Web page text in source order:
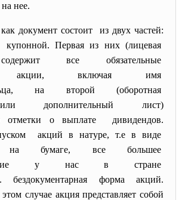
нее.
состоит из двух частей:
Первая из них (лицевая
содержит все обязательные
акции, включая имя
на второй (оборотная
дополнительный лист)
отметки овыплате дивидендов.
акций в натуре, т.е в виде
на бумаге, все большее
у нас в стране
бездокументарная форма акций.
случае акция представляет собой